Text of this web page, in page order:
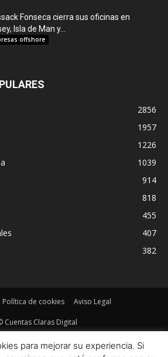
Fonseca cierra sus oficinas en
Isla de Man y...
offshore
2856
1957
1226
1039
914
818
455
407
382
Política de cookies Aviso Legal
Cuentas Claras Digital
para mejorar su experiencia. Si